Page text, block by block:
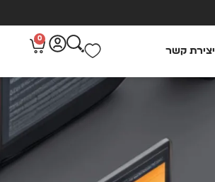
יצירת קשר
0